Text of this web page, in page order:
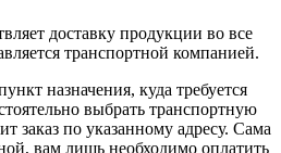
доставку продукции во все
транспортной компанией.
назначения, куда требуется
выбрать транспортную
заказ по указанному адресу. Сама
вам лишь необходимо оплатить